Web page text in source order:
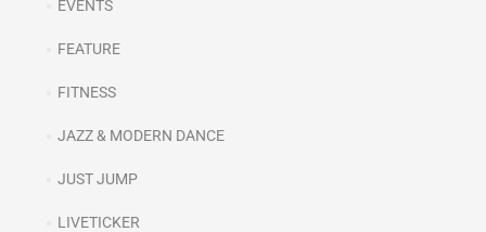
EVENTS
FEATURE
FITNESS
JAZZ & MODERN DANCE
JUST JUMP
LIVETICKER